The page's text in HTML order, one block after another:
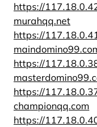
https://
murahqq.net
https://
https://
https://
championqq.com
https://